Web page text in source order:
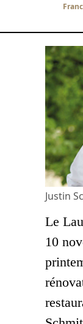
Justin
Le
10